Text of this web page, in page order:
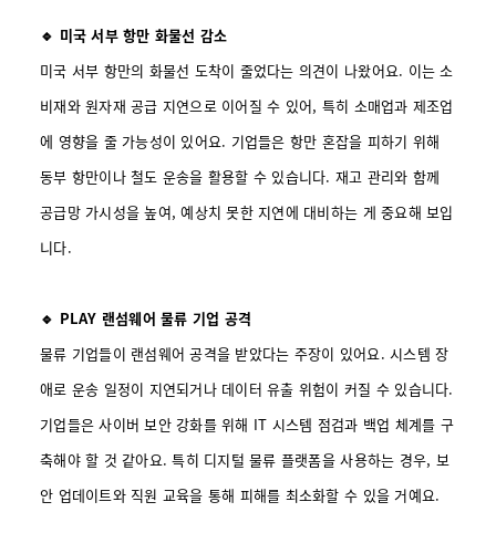
🔹 미국 서부 항만 화물선 감소
미국 서부 항만의 화물선 도착이 줄었다는 의견이 나왔어요. 이는 소
비재와 원자재 공급 지연으로 이어질 수 있어, 특히 소매업과 제조업
에 영향을 줄 가능성이 있어요. 기업들은 항만 혼잡을 피하기 위해
동부 항만이나 철도 운송을 활용할 수 있습니다. 재고 관리와 함께
공급망 가시성을 높여, 예상치 못한 지연에 대비하는 게 중요해 보입
니다.
🔹 PLAY 랜섬웨어 물류 기업 공격
물류 기업들이 랜섬웨어 공격을 받았다는 주장이 있어요. 시스템 장
애로 운송 일정이 지연되거나 데이터 유출 위험이 커질 수 있습니다.
기업들은 사이버 보안 강화를 위해 IT 시스템 점검과 백업 체계를 구
축해야 할 것 같아요. 특히 디지털 물류 플랫폼을 사용하는 경우, 보
안 업데이트와 직원 교육을 통해 피해를 최소화할 수 있을 거예요.